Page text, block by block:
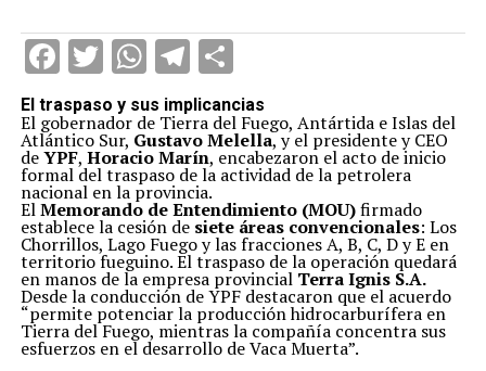
Facebook
Twitter
WhatsApp
Telegram
Compartir
El traspaso y sus implicancias
El gobernador de Tierra del Fuego, Antártida e Islas del
Atlántico Sur, Gustavo Melella, y el presidente y CEO
deYPF, Horacio Marín, encabezaron el acto de inicio
formal del traspaso de la actividad de la petrolera
nacional en la provincia.
ElMemorando de Entendimiento (MOU)firmado
establece la cesión de siete áreas convencionales: Los
Chorrillos, Lago Fuego y las fracciones A, B, C, D y E en
territorio fueguino. El traspaso de la operación quedará
en manos de la empresa provincial Terra Ignis S.A.
Desde la conducción de YPF destacaron que el acuerdo
“permite potenciar la producción hidrocarburífera en
Tierra del Fuego, mientras la compañía concentra sus
esfuerzos en el desarrollo de Vaca Muerta”.